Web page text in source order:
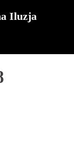
Iluzja